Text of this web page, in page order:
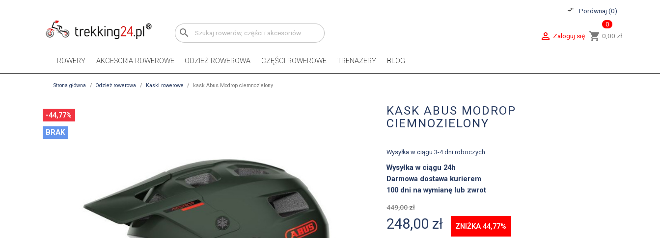
compare_arrows Porównaj (0)
search shopping_cart
0
0,00 zł
 Zaloguj się
ROWERY AKCESORIA ROWEROWE ODZIEŻ ROWEROWA CZĘŚCI ROWEROWE TRENAŻERY BLOG
Strona główna Odzież rowerowa Kaski rowerowe kask Abus Modrop ciemnozielony
-44,77%
BRAK
KASK ABUS MODROP
CIEMNOZIELONY
Wysyłka w ciągu 3-4 dni roboczych
Wysyłka w ciągu 24h
Darmowa dostawa kurierem
100 dni na wymianę lub zwrot
449,00 zł
248,00 zł ZNIŻKA 44,77%